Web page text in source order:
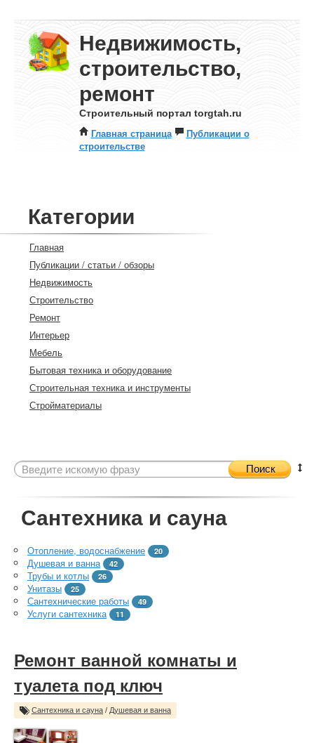
Недвижимость,
строительство,
ремонт
Строительный портал torgtah.ru
Главная страница
Публикации о
строительстве
Категории
Главная
Публикации / статьи / обзоры
Недвижимость
Строительство
Ремонт
Интерьер
Мебель
Бытовая техника и оборудование
Строительная техника и инструменты
Стройматериалы
Поиск
Сантехника и сауна
Отопление, водоснабжение 20
Душевая и ванна 42
Трубы и котлы 26
Унитазы 25
Сантехнические работы 49
Услуги сантехника 11
Ремонт ванной комнаты и
туалета под ключ
Сантехника и сауна / Душевая и ванна